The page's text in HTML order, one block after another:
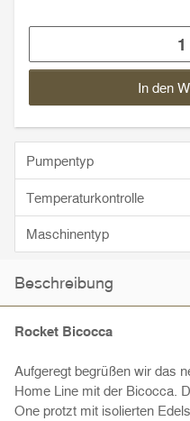
In den
Pumpentyp
Temperaturkontrolle
Maschinentyp
Beschreibung
Rocket Bicocca
Aufgeregt begrüßen wir das
Home Line mit der Bicocca.
One protzt mit isolierten